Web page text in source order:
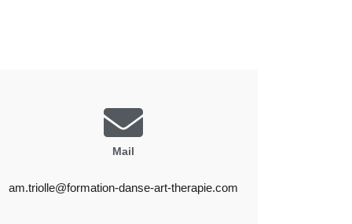
Mail
am.triolle@formation-danse-art-therapie.com